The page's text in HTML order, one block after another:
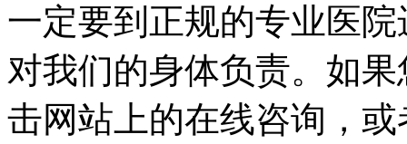
一定要到正规的专业医
对我们的身体负责。如
击网站上的在线咨询，或